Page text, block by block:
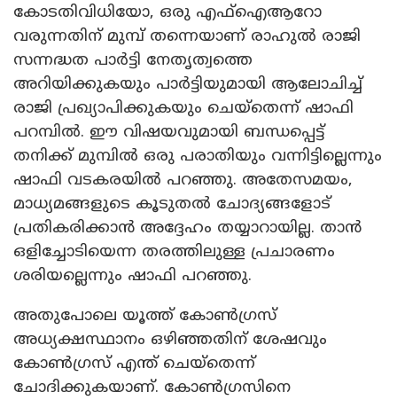
കോടതിവിധിയോ, ഒരു എഫ്‌ഐആറോ
വരുന്നതിന് മുമ്പ് തന്നെയാണ് രാഹുൽ രാജി
സന്നദ്ധത പാർട്ടി നേതൃത്വത്തെ
അറിയിക്കുകയും പാർട്ടിയുമായി ആലോചിച്ച്
രാജി പ്രഖ്യാപിക്കുകയും ചെയ്‌തെന്ന് ഷാഫി
പറമ്പിൽ. ഈ വിഷയവുമായി ബന്ധപ്പെട്ട്
തനിക്ക് മുമ്പിൽ ഒരു പരാതിയും വന്നിട്ടില്ലെന്നും
ഷാഫി വടകരയിൽ പറഞ്ഞു. അതേസമയം,
മാധ്യമങ്ങളുടെ കൂടുതൽ ചോദ്യങ്ങളോട്
പ്രതികരിക്കാൻ അദ്ദേഹം തയ്യാറായില്ല. താൻ
ഒളിച്ചോടിയെന്ന തരത്തിലുള്ള പ്രചാരണം
ശരിയല്ലെന്നും ഷാഫി പറഞ്ഞു.
അതുപോലെ യൂത്ത് കോൺഗ്രസ്
അധ്യക്ഷസ്ഥാനം ഒഴിഞ്ഞതിന് ശേഷവും
കോൺഗ്രസ് എന്ത് ചെയ്‌തെന്ന്
ചോദിക്കുകയാണ്. കോൺഗ്രസിനെ